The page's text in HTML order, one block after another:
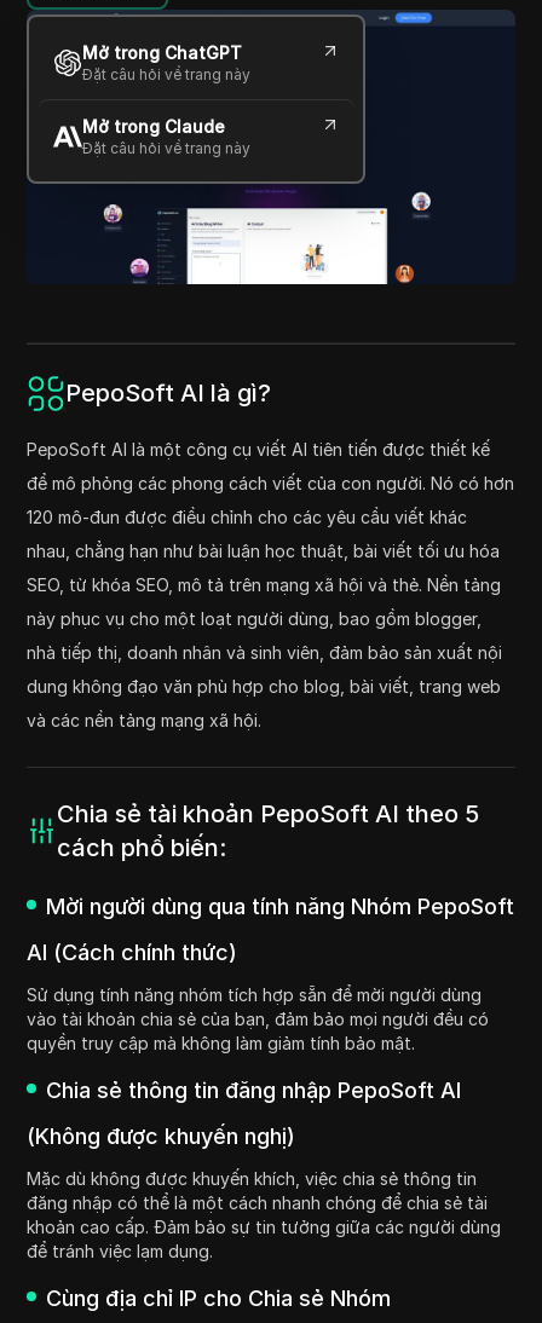
Mở trong ChatGPT
Đặt câu hỏi về trang này
Mở trong Claude
Đặt câu hỏi về trang này
PepoSoft AI là gì?
PepoSoft AI là một công cụ viết AI tiên tiến được thiết kế
để mô phỏng các phong cách viết của con người. Nó có hơn
120 mô-đun được điều chỉnh cho các yêu cầu viết khác
nhau, chẳng hạn như bài luận học thuật, bài viết tối ưu hóa
SEO, từ khóa SEO, mô tả trên mạng xã hội và thẻ. Nền tảng
này phục vụ cho một loạt người dùng, bao gồm blogger,
nhà tiếp thị, doanh nhân và sinh viên, đảm bảo sản xuất nội
dung không đạo văn phù hợp cho blog, bài viết, trang web
và các nền tảng mạng xã hội.
Chia sẻ tài khoản PepoSoft AI theo 5
cách phổ biến:
Mời người dùng qua tính năng Nhóm PepoSoft
AI (Cách chính thức)
Sử dụng tính năng nhóm tích hợp sẵn để mời người dùng
vào tài khoản chia sẻ của bạn, đảm bảo mọi người đều có
quyền truy cập mà không làm giảm tính bảo mật.
Chia sẻ thông tin đăng nhập PepoSoft AI
(Không được khuyến nghị)
Mặc dù không được khuyến khích, việc chia sẻ thông tin
đăng nhập có thể là một cách nhanh chóng để chia sẻ tài
khoản cao cấp. Đảm bảo sự tin tưởng giữa các người dùng
để tránh việc lạm dụng.
Cùng địa chỉ IP cho Chia sẻ Nhóm